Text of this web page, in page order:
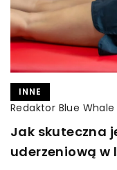
INNE
Redaktor Blue Whale
Jak skuteczna
uderzeniową w